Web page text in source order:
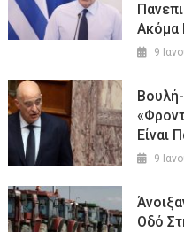
Ακόμα
9
Είναι
9
Οδό